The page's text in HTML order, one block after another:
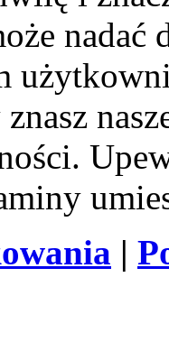
nadać
|